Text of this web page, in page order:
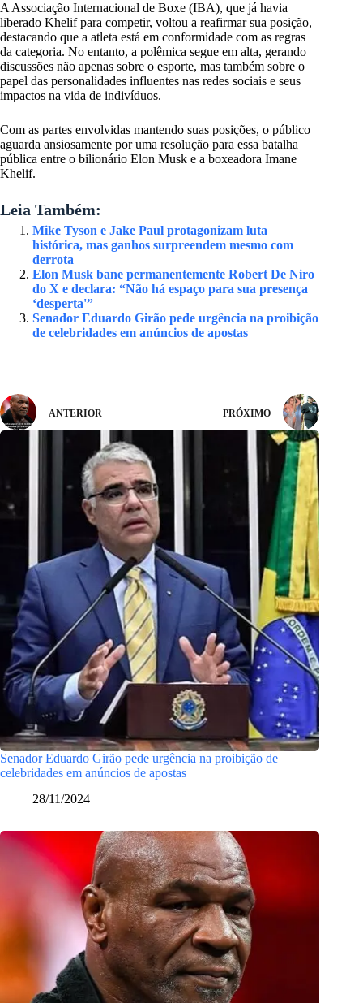
A Associação Internacional de Boxe (IBA), que já havia
liberado Khelif para competir, voltou a reafirmar sua posição,
destacando que a atleta está em conformidade com as regras
da categoria. No entanto, a polêmica segue em alta, gerando
discussões não apenas sobre o esporte, mas também sobre o
papel das personalidades influentes nas redes sociais e seus
impactos na vida de indivíduos.
Com as partes envolvidas mantendo suas posições, o público
aguarda ansiosamente por uma resolução para essa batalha
pública entre o bilionário Elon Musk e a boxeadora Imane
Khelif.
Leia Também:
Mike Tyson e Jake Paul protagonizam luta
histórica, mas ganhos surpreendem mesmo com
derrota
Elon Musk bane permanentemente Robert De Niro
do X e declara: “Não há espaço para sua presença
‘desperta'”
Senador Eduardo Girão pede urgência na proibição
de celebridades em anúncios de apostas
ANTERIOR PRÓXIMO
Senador Eduardo Girão pede urgência na proibição de
celebridades em anúncios de apostas
28/11/2024